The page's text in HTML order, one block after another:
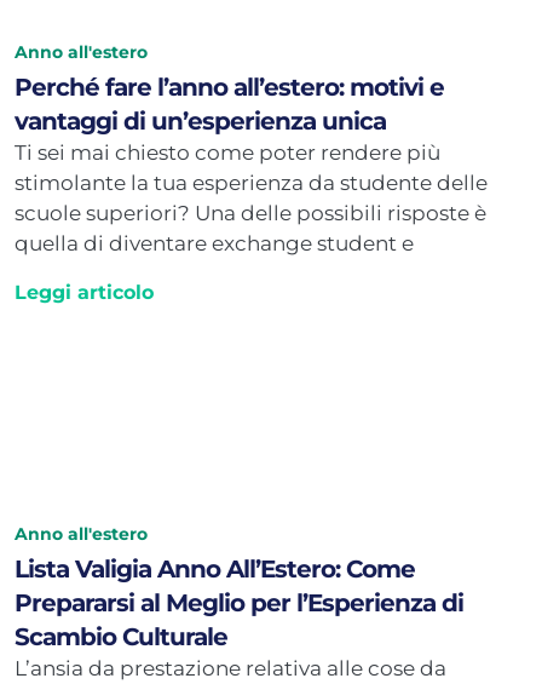
Anno all'estero
Perché fare l’anno all’estero: motivi e
vantaggi di un’esperienza unica
Ti sei mai chiesto come poter rendere più
stimolante la tua esperienza da studente delle
scuole superiori? Una delle possibili risposte è
quella di diventare exchange student e
Leggi articolo
Anno all'estero
Lista Valigia Anno All’Estero: Come
Prepararsi al Meglio per l’Esperienza di
Scambio Culturale
L’ansia da prestazione relativa alle cose da